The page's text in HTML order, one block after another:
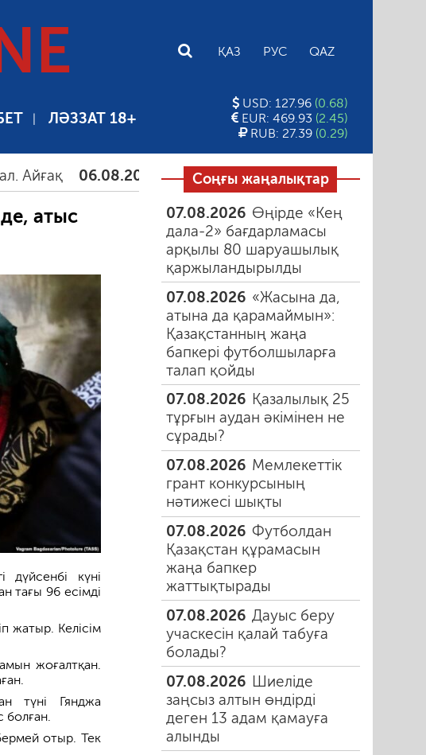
ҚАЗ РУС QAZ
ЛӘЗЗАТ 18+
USD: 127.96 (0.68)
EUR: 469.93 (2.45)
RUB: 27.39 (0.29)
06.08.2026 Тамыздағы таңғы түтін 06.08.2026
атыс
дүйсенбі күні
тағы 96 есімді
жатыр. Келісім
жоғалтқан.
түні Гянджа
болған.
отыр. Тек
Соңғы жаңалықтар
07.08.2026 Өңірде «Кең
дала-2» бағдарламасы
арқылы 80 шаруашылық
қаржыландырылды
07.08.2026 «Жасына да,
атына да қарамаймын»:
Қазақстанның жаңа
бапкері футболшыларға
талап қойды
07.08.2026 Қазалылық 25
тұрғын аудан әкімінен не
сұрады?
07.08.2026 Мемлекеттік
грант конкурсының
нәтижесі шықты
07.08.2026 Футболдан
Қазақстан құрамасын
жаңа бапкер
жаттықтырады
07.08.2026 Дауыс беру
учаскесін қалай табуға
болады?
07.08.2026 Шиеліде
заңсыз алтын өндірді
деген 13 адам қамауға
алынды